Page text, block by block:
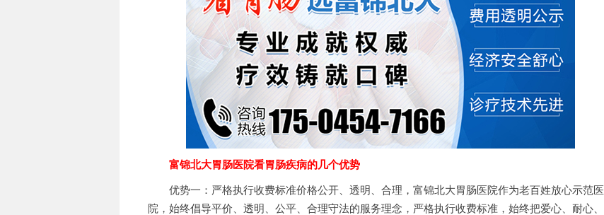
富锦北大胃肠医院看胃肠疾病的几个优势
优势一：严格执行收费标准价格公开、透明、合理，富锦北大胃肠医院作为老百姓放心示范医
院，始终倡导平价、透明、公平、合理守法的服务理念，严格执行收费标准，始终把爱心、耐心、